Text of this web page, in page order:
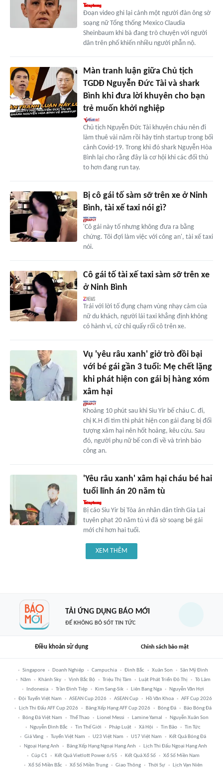
Đoạn video ghi lại cảnh một người đàn ông sờ
soạng nữ Tổng thống Mexico Claudia
Sheinbaum khi bà đang trò chuyện với người
dân trên phố khiến nhiều người phẫn nộ.
Màn tranh luận giữa Chủ tịch
TGDĐ Nguyễn Đức Tài và shark
Bình khi đưa lời khuyên cho bạn
trẻ muốn khởi nghiệp
Chủ tịch Nguyễn Đức Tài khuyên cháu nên đi
làm thuê vài năm rồi hãy tính startup trong bối
cảnh Covid-19. Trong khi đó shark Nguyễn Hòa
Bình lại cho rằng đây là cơ hội khi các đối thủ
to hơn đang run tay.
Bị cô gái tố sàm sỡ trên xe ở Ninh
Bình, tài xế taxi nói gì?
'Cô gái này tố nhưng không đưa ra bằng
chứng. Tôi đợi làm việc với công an', tài xế taxi
nói.
Cô gái tố tài xế taxi sàm sỡ trên xe
ở Ninh Bình
Trái với lời tố đụng chạm vùng nhạy cảm của
nữ du khách, người lái taxi khẳng định không
có hành vi, cử chỉ quấy rối cô trên xe.
Vụ 'yêu râu xanh' giở trò đồi bại
với bé gái gần 3 tuổi: Mẹ chết lặng
khi phát hiện con gái bị hàng xóm
xâm hại
Khoảng 10 phút sau khi Siu Yir bế cháu C. đi,
chị K.H đi tìm thì phát hiện con gái đang bị đối
tượng xâm hại nên hốt hoảng, kêu cứu. Sau
đó, người phụ nữ bế con đi về và trình báo
công an.
'Yêu râu xanh' xâm hại cháu bé hai
tuổi lĩnh án 20 năm tù
Bị cáo Siu Yir bị Tòa án nhân dân tỉnh Gia Lai
tuyên phạt 20 năm tù vì đã sờ soạng bé gái
mới chỉ hơn hai tuổi.
XEM THÊM
TẢI ỨNG DỤNG BÁO MỚI
ĐỂ KHÔNG BỎ SÓT TIN TỨC
Điều khoản sử dụng Chính sách bảo mật
Singapore Doanh Nghiệp Campuchia Đình Bắc Xuân Son
Sân Mỹ Đình
Năm
Khánh Sky Vịnh Bắc Bộ Triệu Thị Tâm Luật Phát Triển Đô Thị
Tô Lâm
Indonesia
Trần Đình Tiệp Kim Sang-Sik Liên Bang Nga
Nguyễn Văn Hợi
Đội Tuyển Việt Nam
ASEAN Cup 2026 ASEAN Cup Hồ Văn Khoa
AFF Cup 2026
Lịch Thi Đấu AFF Cup 2026
Bảng Xếp Hạng AFF Cup 2026 Bóng Đá
Báo Bóng Đá
Bóng Đá Việt Nam
Thể Thao Lionel Messi Lamine Yamal
Nguyễn Xuân Son
Nguyễn Đình Bắc
Tin Thế Giới Pháp Luật Xã Hội Tin Bão
Tin Tức
Giá Vàng
Tuyển Việt Nam U23 Việt Nam U17 Việt Nam
Kết Quả Bóng Đá
Ngoại Hạng Anh
Bảng Xếp Hạng Ngoại Hạng Anh
Lịch Thi Đấu Ngoại Hạng Anh
Cúp C1
Kết Quả Vietlott Power 6/55 Kết Quả Xổ Số
Xổ Số Miền Nam
Xổ Số Miền Bắc
Xổ Số Miền Trung Giao Thông Thời Sự Lịch Vạn Niên